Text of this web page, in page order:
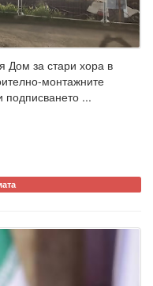
Дом за стари хора в
монтажните
подписването ...